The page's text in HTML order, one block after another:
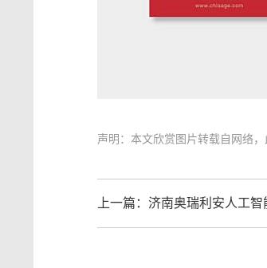
声明：本文欣赏图片转载自网络
上一篇： 济南奥瑞利安人工智